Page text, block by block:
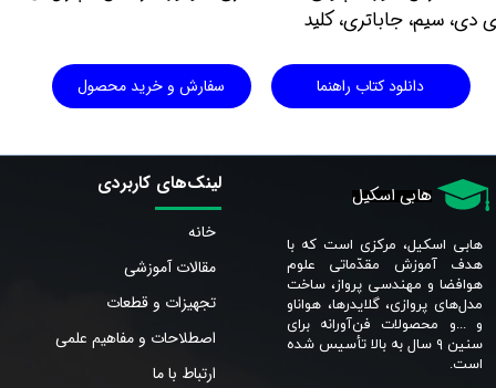
دی، سیم، جاباتری، کلید
دانلود کتاب راهنما سفارش و خرید محصول
هابی اسکیل
هابی اسکیل، مرکزی است که با
هدف آموزش مقدّماتی علوم
هوافضا و مهندسی پرواز، ساخت
مدل‌های پروازی، گلایدرها، هواناو
و ...و محصولات فن‌آورانه برای
سنین ٩ سال به بالا تأسیس شده
است.​​​​​​​
لینک‌های کاربردی
خانه
مقالات آموزشی
تجهیزات و قطعات
اصطلاحات و مفاهیم علمی
ارتباط با ما